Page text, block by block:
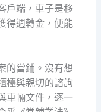
戶端，車子是移
得週轉金，便能
的當鋪。沒有想
檯與親切的諮詢
車輛文件，逐一